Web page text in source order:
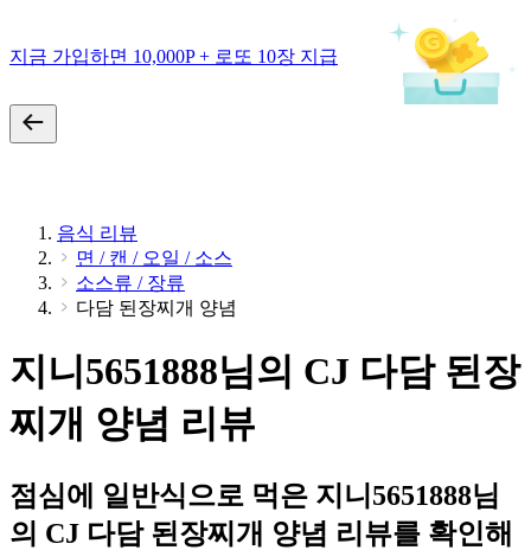
지금 가입하면 10,000P + 로또 10장 지급
음식 리뷰
면 / 캔 / 오일 / 소스
소스류 / 장류
다담 된장찌개 양념
지니5651888님의 CJ 다담 된장
찌개 양념 리뷰
점심에 일반식으로 먹은 지니5651888님
의 CJ 다담 된장찌개 양념 리뷰를 확인해